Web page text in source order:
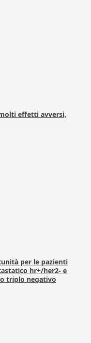
effetti avversi,
per le pazienti
hr+/her2- e
triplo negativo